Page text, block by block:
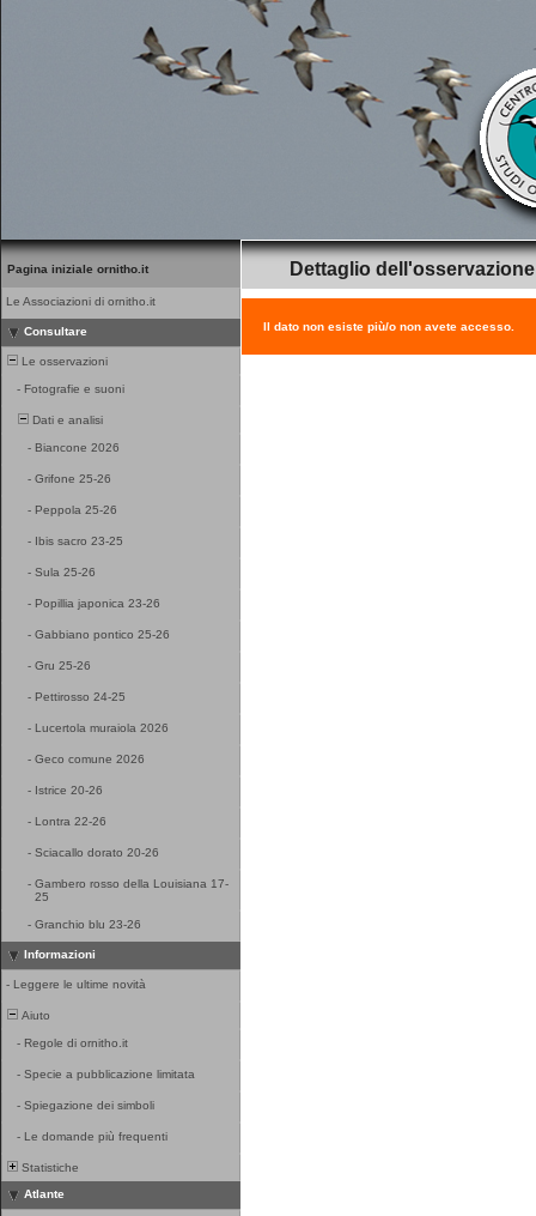
Pagina iniziale ornitho.it
Le Associazioni di ornitho.it
Consultare
Le osservazioni
- Fotografie e suoni
Dati e analisi
- Biancone 2026
- Grifone 25-26
- Peppola 25-26
- Ibis sacro 23-25
- Sula 25-26
- Popillia japonica 23-26
- Gabbiano pontico 25-26
- Gru 25-26
- Pettirosso 24-25
- Lucertola muraiola 2026
- Geco comune 2026
- Istrice 20-26
- Lontra 22-26
- Sciacallo dorato 20-26
- Gambero rosso della Louisiana 17-
25
- Granchio blu 23-26
Informazioni
- Leggere le ultime novità
Aiuto
- Regole di ornitho.it
- Specie a pubblicazione limitata
- Spiegazione dei simboli
- Le domande più frequenti
Statistiche
Atlante
Dettaglio dell'osservazione
Il dato non esiste più/o non avete accesso.